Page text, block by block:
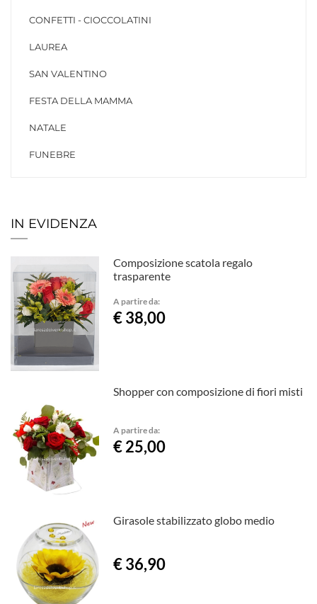
CONFETTI - CIOCCOLATINI
LAUREA
SAN VALENTINO
FESTA DELLA MAMMA
NATALE
FUNEBRE
IN EVIDENZA
Composizione scatola regalo
trasparente
A partire da:
€ 38,00
Shopper con composizione di fiori misti
A partire da:
€ 25,00
Girasole stabilizzato globo medio
€ 36,90